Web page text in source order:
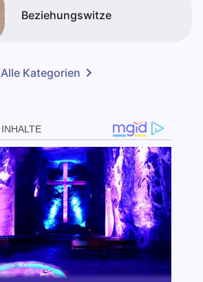
Beziehungswitze
Alle Kategorien